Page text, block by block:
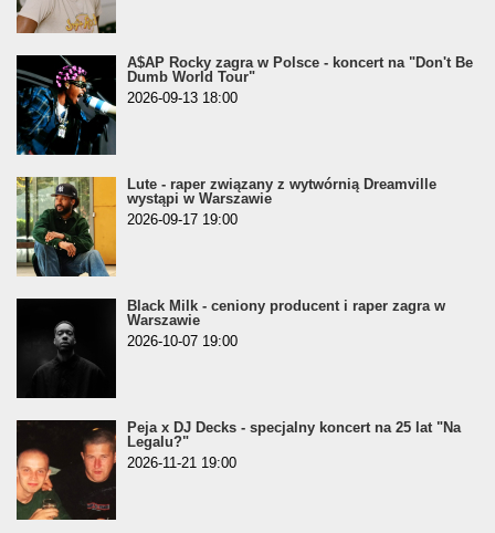
A$AP Rocky zagra w Polsce - koncert na "Don't Be
Dumb World Tour"
2026-09-13 18:00
Lute - raper związany z wytwórnią Dreamville
wystąpi w Warszawie
2026-09-17 19:00
Black Milk - ceniony producent i raper zagra w
Warszawie
2026-10-07 19:00
Peja x DJ Decks - specjalny koncert na 25 lat "Na
Legalu?"
2026-11-21 19:00